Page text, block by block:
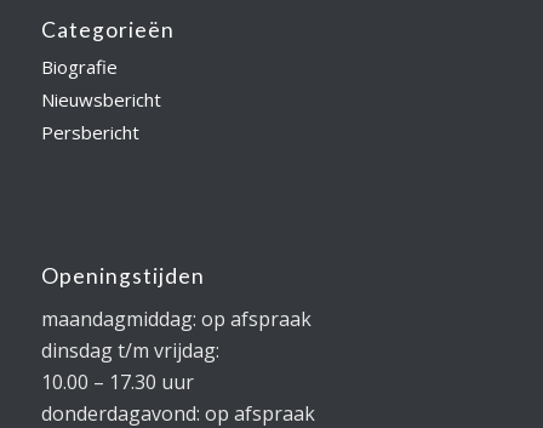
Categorieën
Biografie
Nieuwsbericht
Persbericht
Openingstijden
maandagmiddag: op afspraak
dinsdag t/m vrijdag:
10.00 – 17.30 uur
donderdagavond: op afspraak